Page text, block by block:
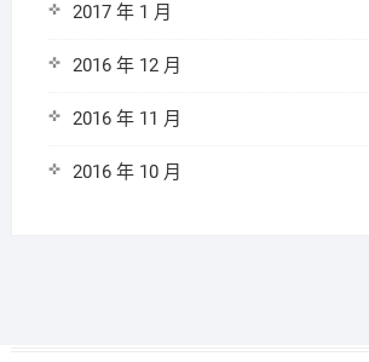
2017 年 1 月
2016 年 12 月
2016 年 11 月
2016 年 10 月